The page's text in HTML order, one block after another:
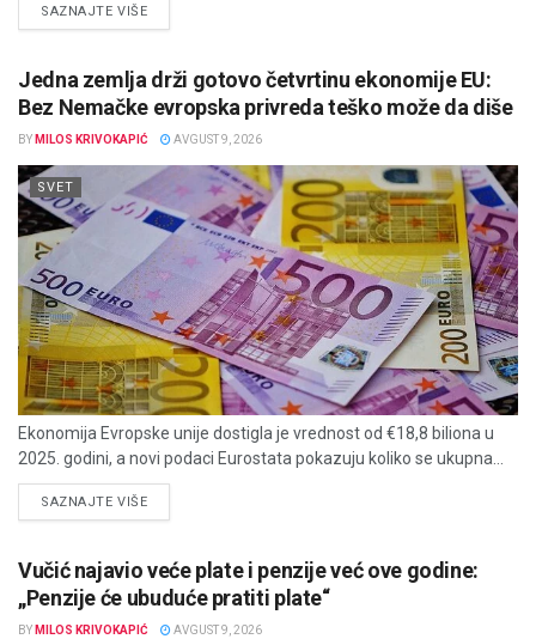
SAZNAJTE VIŠEDETAILS
Jedna zemlja drži gotovo četvrtinu ekonomije EU:
Bez Nemačke evropska privreda teško može da diše
BY MILOS KRIVOKAPIĆ AVGUST 9, 2026
SVET
Ekonomija Evropske unije dostigla je vrednost od €18,8 biliona u
2025. godini, a novi podaci Eurostata pokazuju koliko se ukupna...
SAZNAJTE VIŠEDETAILS
Vučić najavio veće plate i penzije već ove godine:
„Penzije će ubuduće pratiti plate“
BY MILOS KRIVOKAPIĆ AVGUST 9, 2026